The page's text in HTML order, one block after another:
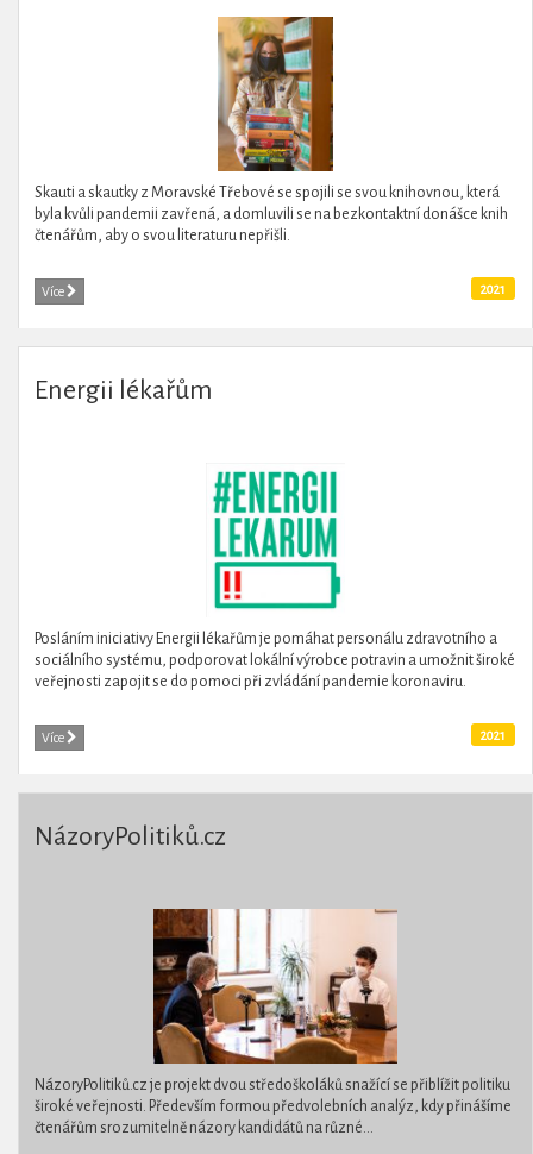
Skauti a skautky z Moravské Třebové se spojili se svou knihovnou, která
byla kvůli pandemii zavřená, a domluvili se na bezkontaktní donášce knih
čtenářům, aby o svou literaturu nepřišli.
Více 2021
Energii lékařům
Posláním iniciativy Energii lékařům je pomáhat personálu zdravotního a
sociálního systému, podporovat lokální výrobce potravin a umožnit široké
veřejnosti zapojit se do pomoci při zvládání pandemie koronaviru.
Více 2021
NázoryPolitiků.cz
NázoryPolitiků.cz je projekt dvou středoškoláků snažící se přiblížit politiku
široké veřejnosti. Především formou předvolebních analýz, kdy přinášíme
čtenářům srozumitelně názory kandidátů na různé...